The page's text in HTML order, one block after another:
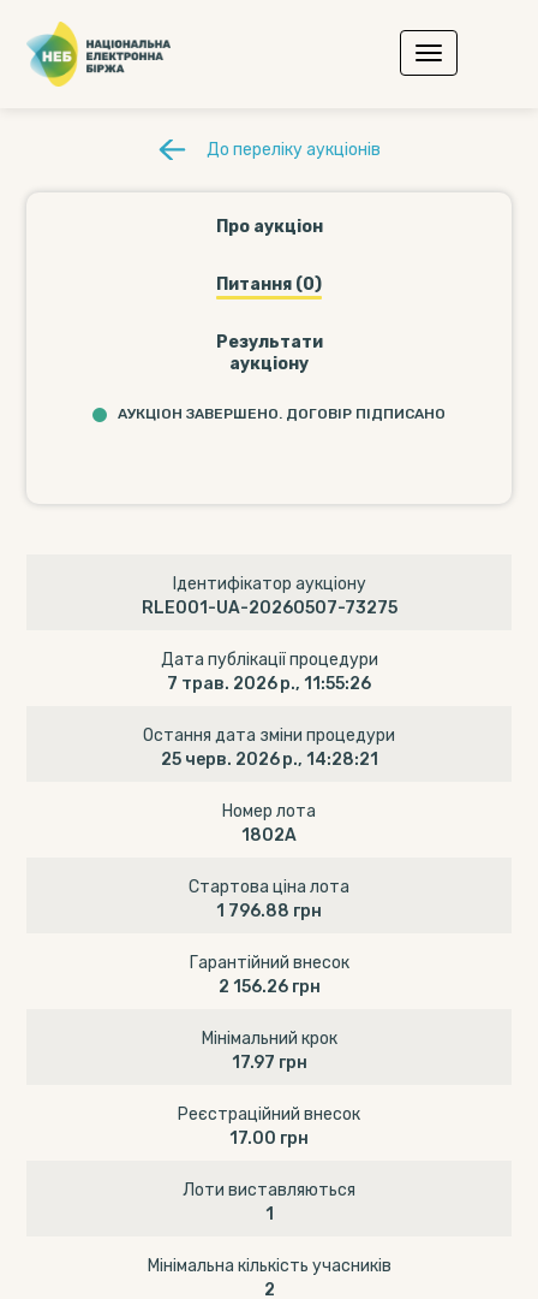
До переліку аукціонів
Про аукціон
Питання (0)
Результати
аукціону
АУКЦІОН ЗАВЕРШЕНО. ДОГОВІР ПІДПИСАНО
Ідентифікатор аукціону
RLE001-UA-20260507-73275
Дата публікації процедури
7 трав. 2026 р., 11:55:26
Остання дата зміни процедури
25 черв. 2026 р., 14:28:21
Номер лота
1802А
Стартова ціна лота
1 796.88 грн
Гарантійний внесок
2 156.26 грн
Мінімальний крок
17.97 грн
Реєстраційний внесок
17.00 грн
Лоти виставляються
1
Мінімальна кількість учасників
2